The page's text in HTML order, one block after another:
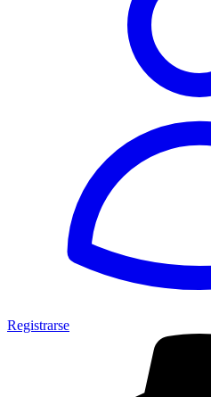
Registrarse